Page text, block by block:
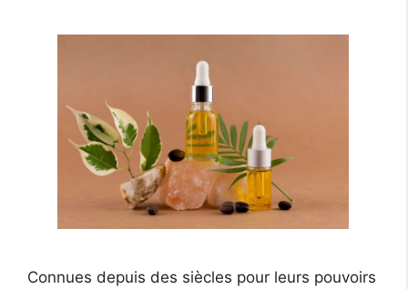
Connues depuis des siècles pour leurs pouvoirs